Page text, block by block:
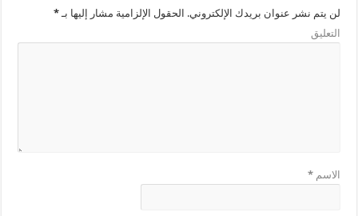
لن يتم نشر عنوان بريدك الإلكتروني. الحقول الإلزامية مشار إليها بـ*
التعليق
الاسم*